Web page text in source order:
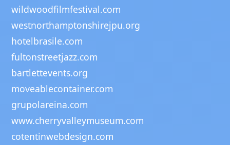
wildwoodfilmfestival.com
westnorthamptonshirejpu.org
hotelbrasile.com
fultonstreetjazz.com
bartlettevents.org
moveablecontainer.com
grupolareina.com
www.cherryvalleymuseum.com
cotentinwebdesign.com